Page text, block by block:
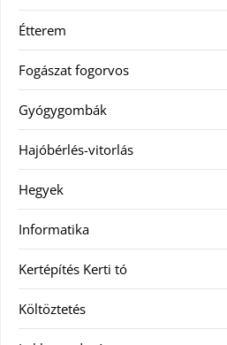
Étterem
Fogászat fogorvos
Gyógygombák
Hajóbérlés-vitorlás
Hegyek
Informatika
Kertépítés Kerti tó
Költöztetés